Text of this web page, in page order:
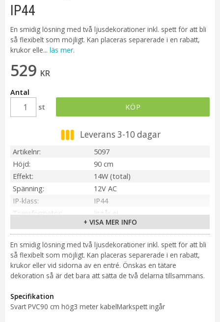
IP44
En smidig lösning med två ljusdekorationer inkl. spett för att bli
så flexibelt som möjligt. Kan placeras separerade i en rabatt,
krukor elle... läs mer.
529 KR
Antal
st
KÖP
Leverans 3-10 dagar
Artikelnr
5097
Höjd
90 cm
Effekt
14W (total)
Spänning
12V AC
IP-klass
IP44
Transformator
Ingår ej
Svart
Ljusfärg
Varmvit (3000K)
Spridningsgrad
Rundstrålande spridning (360°)
Kabellängd
3 meter
Tillverkare
+ VISA MER INFO
En smidig lösning med två ljusdekorationer inkl. spett för att bli
så flexibelt som möjligt. Kan placeras separerade i en rabatt,
krukor eller vid sidorna av en entré. Önskas en tätare
dekoration så är det bara att sätta de två delarna tillsammans.
Specifikation
Svart PVC90 cm hög3 meter kabelMarkspett ingår